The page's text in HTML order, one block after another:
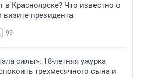
в Красноярске? Что известно о
президента
99
силы»: 18-летняя ужурка
трехмесячного сына и